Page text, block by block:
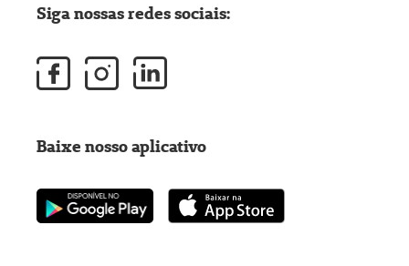
Siga nossas redes sociais:
Baixe nosso aplicativo